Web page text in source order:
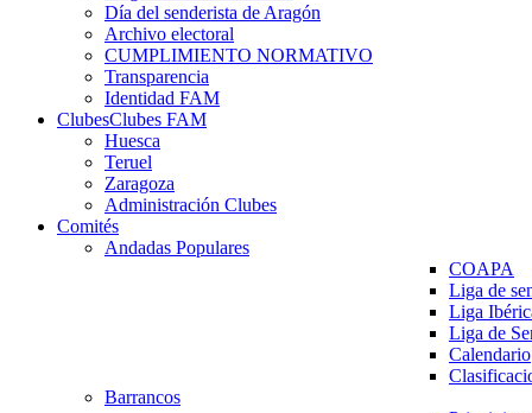
Día del senderista de Aragón
Archivo electoral
CUMPLIMIENTO NORMATIVO
Transparencia
Identidad FAM
ClubesClubes FAM
Huesca
Teruel
Zaragoza
Administración Clubes
Comités
Andadas Populares
COAPA
Liga de
Liga
Liga de
Calendario
Barrancos